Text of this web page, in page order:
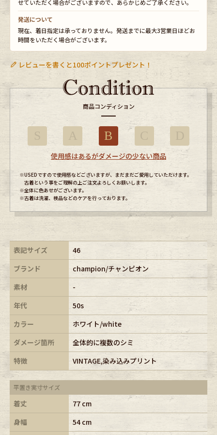
せていただく場合がございますので、あらかじめご了承ください。
発送について
現在、着日指定は承っておりません。発送までに最大3営業日ほどお
時間をいただく場合がございます。
レビューを書くと100ポイントプレゼント！
商品コンディション
B
使用感はあるがダメージの少ない商品
※USEDですので使用感などございますが、まだまだご愛用していただけます。
古着という事をご理解の上ご注文よろしくお願いします。
※全体に色あせがございます。
※古着は洗濯、検品などのケアを行っております。
表記サイズ
46
ブランド
champion/チャンピオン
素材
-
年代
50s
カラー
ホワイト/white
ダメージ箇所
全体的に複数のシミ
特徴
VINTAGE,染み込みプリント
平置き実寸サイズ
着丈
77 cm
身幅
54 cm